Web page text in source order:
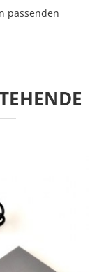
passenden